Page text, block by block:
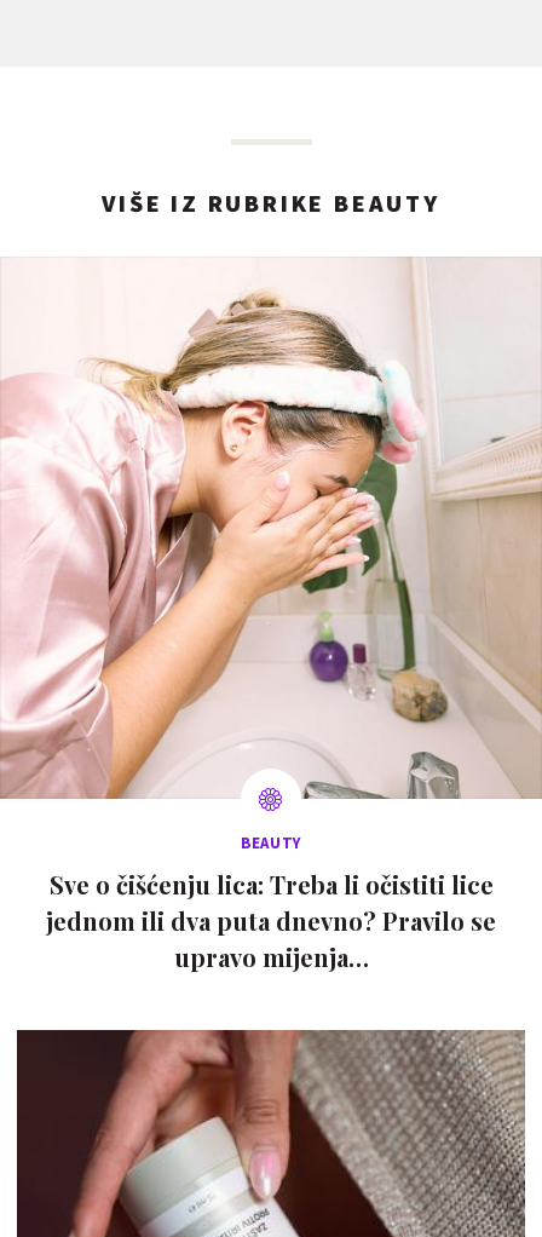
VIŠE IZ RUBRIKE BEAUTY
BEAUTY
Sve o čišćenju lica: Treba li očistiti lice
jednom ili dva puta dnevno? Pravilo se
upravo mijenja…